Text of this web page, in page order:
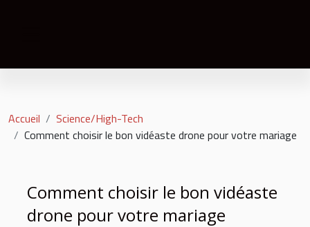
Accueil
Science/High-Tech
Comment choisir le bon vidéaste drone pour votre mariage
Comment choisir le bon vidéaste
drone pour votre mariage